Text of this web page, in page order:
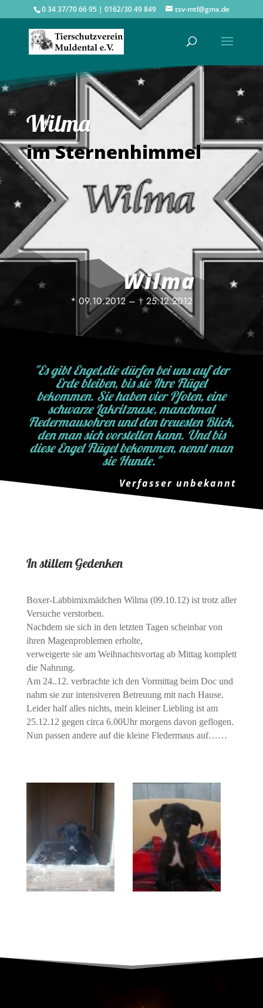
0 34 37/70 66 95 | 0162/30 49 849 tsv-mtl@gmx.de
Wilma
im Sternenhimmel
Wilma
* 09.10.2012 – † 25.12.2012
"Es gibt Engel,die dürfen bei uns auf der
Erde bleiben, bis sie Ihre Flügel
bekommen. Sie haben vier Pfoten, eine
schwarze Lakritznase, manchmal
Fledermausohren und den treuesten Blick,
den man sich vorstellen kann. Und bis
diese Engel Flügel bekommen, nennt man
sie Hunde."
Verfasser unbekannt
In stillem Gedenken
Boxer-Labbimixmädchen Wilma (09.10.12) ist trotz aller
Versuche verstorben.
Nachdem sie sich in den letzten Tagen scheinbar von
ihren Magenproblemen erholte,
verweigerte sie am Weihnachtsvortag ab Mittag komplett
die Nahrung.
Am 24..12. verbrachte ich den Vormittag beim Doc und
nahm sie zur intensiveren Betreuung mit nach Hause.
Leider half alles nichts, mein kleiner Liebling istam
25.12.12 gegen circa 6.00Uhrmorgensdavon geflogen.
Nun passen andere auf die kleine Fledermaus auf……